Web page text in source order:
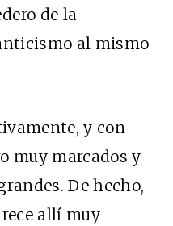
de la
al mismo
y con
muy marcados y
De hecho,
allí muy